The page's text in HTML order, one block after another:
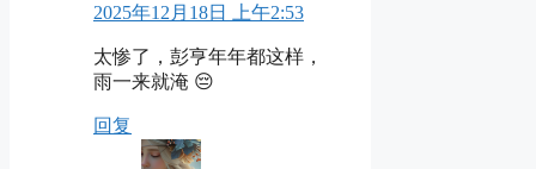
2025年12月18日 上午2:53
太惨了，彭亨年年都这样，
雨一来就淹 😔
回复